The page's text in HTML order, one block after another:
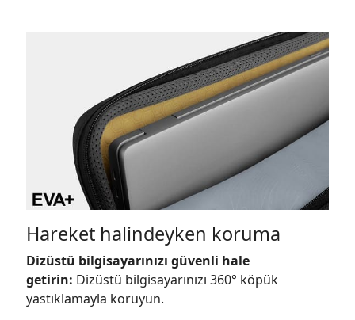
Hareket halindeyken koruma
Dizüstü bilgisayarınızı güvenli hale
getirin: Dizüstü bilgisayarınızı 360° köpük
yastıklamayla koruyun.